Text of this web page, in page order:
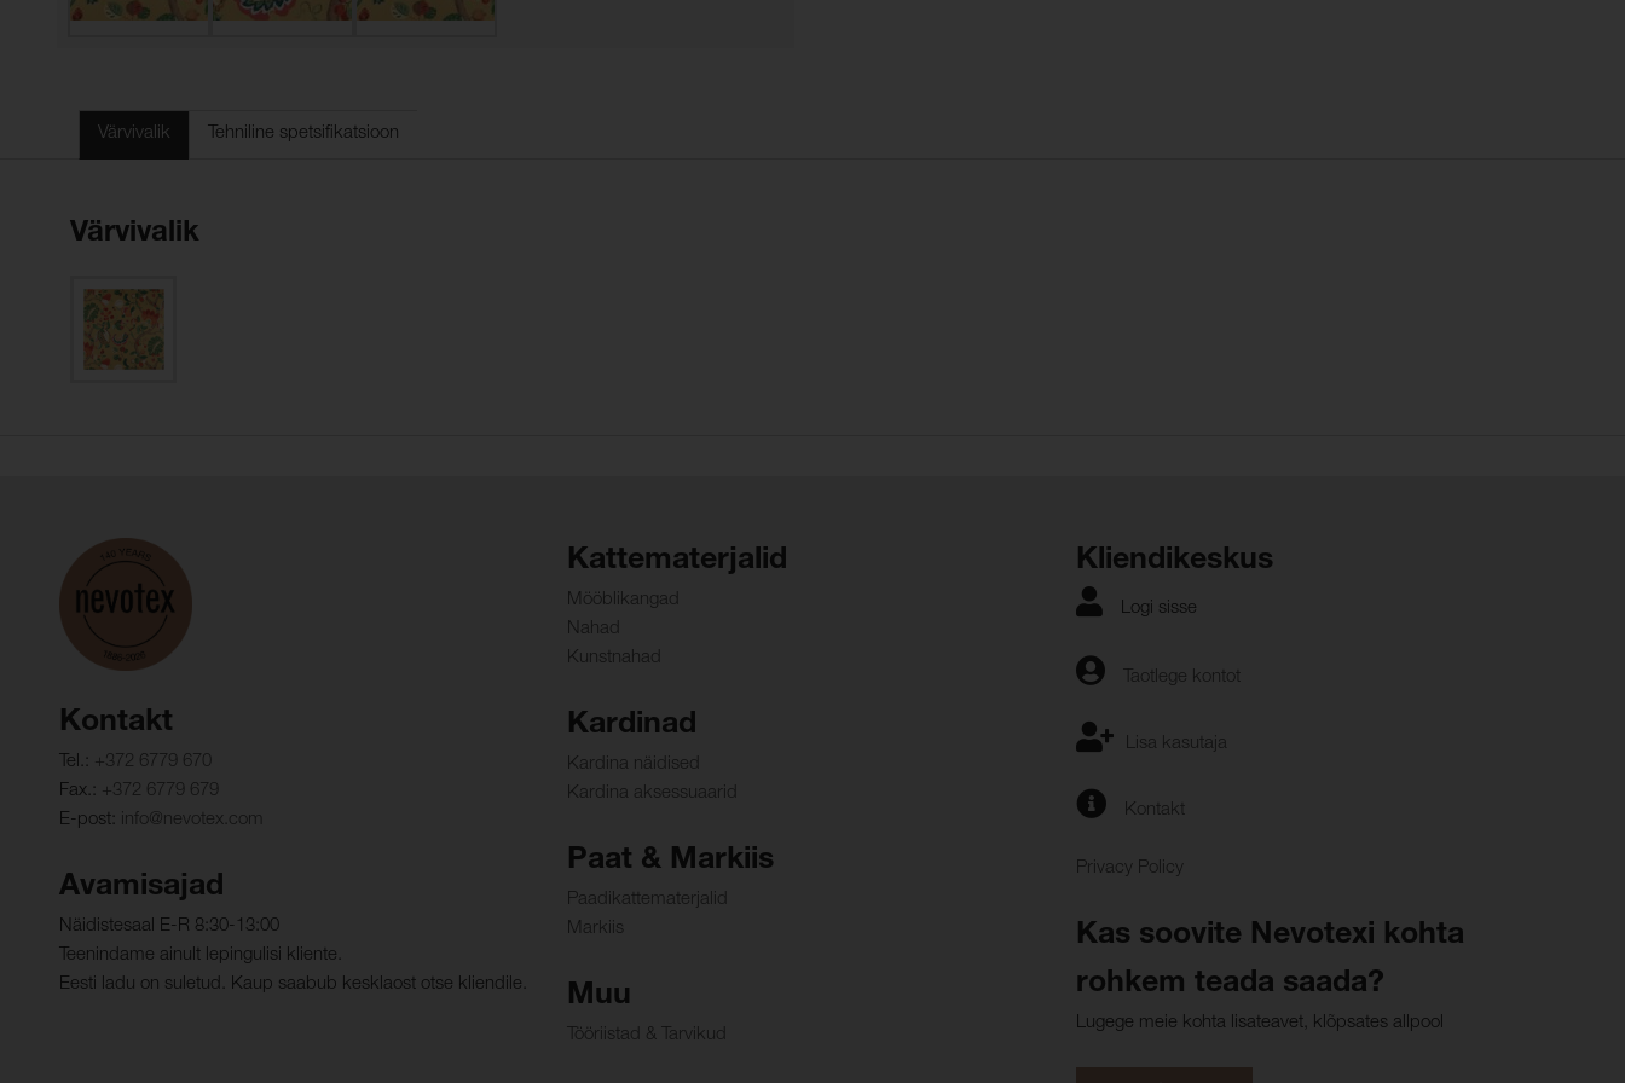
Värvivalik Tehniline spetsifikatsioon
Värvivalik
Kontakt
Tel.: +372 6779 670
Fax.: +372 6779 679
E-post: info@nevotex.com
Avamisajad
Näidistesaal E-R 8:30-13:00
Teenindame ainult lepingulisi kliente.
Eesti ladu on suletud. Kaup saabub kesklaost otse kliendile.
Kattematerjalid
Mööblikangad
Nahad
Kunstnahad
Kardinad
Kardina näidised
Kardina aksessuaarid
Paat & Markiis
Paadikattematerjalid
Markiis
Muu
Tööriistad & Tarvikud
Kliendikeskus
Logi sisse
Taotlege kontot
Lisa kasutaja
Kontakt
Privacy Policy
Kas soovite Nevotexi kohta
rohkem teada saada?
Lugege meie kohta lisateavet, klõpsates allpool